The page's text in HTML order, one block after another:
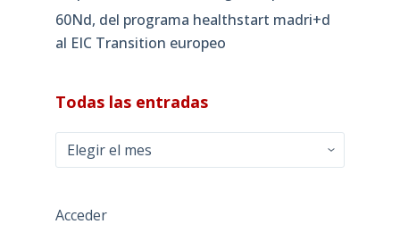
60Nd, del programa healthstart madri+d
al EIC Transition europeo
Todas las entradas
Todas
las
Acceder